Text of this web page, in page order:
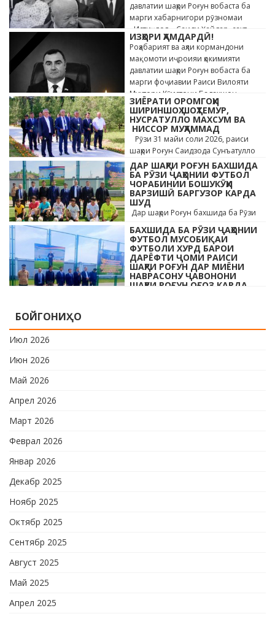
давлатии шаҳри Роғун вобаста ба
марги хабарнигори рӯзномаи
«Истиқлол» Саиди Ҳайдар, сахт
андӯҳгин …
ИЗҲОРИ ҲАМДАРДӢ!
Роҳабарият ва аҳли кормандони
мақомоти иҷроияи ҳокимияти
давлатии шаҳри Роғун вобаста ба
марги фоҷиавии Раиси Вилояти
Мухтори Кӯҳистони Бадахшон
Алишер …
ЗИЁРАТИ ОРОМГОҲИ
ШИРИНШОҲ ШОҲТЕМУР,
НУСРАТУЛЛО МАХСУМ ВА
НИССОР МУҲАММАД
Рӯзи 31 майи соли 2026, раиси
шаҳри Роғун Саидзода Сунъатулло
бо ҳайъати кормандони дастгоҳи
раиси шаҳр ва роҳбарони мақомотҳои
…
ДАР ШАҲРИ РОҒУН БАХШИДА
БА РӮЗИ ҶАҲОНИИ ФУТБОЛ
ЧОРАБИНИИ БОШУКӮҲИ
ВАРЗИШӢ БАРГУЗОР КАРДА
ШУД
Дар шаҳри Роғун бахшида ба Рӯзи
ҷавонони Тоҷикистон ва Рӯзи
ҷаҳонии футбол бо иштироки 10
даста мусобиқаи кушоди шаҳри аз …
БАХШИДА БА РӮЗИ ҶАҲОНИИ
ФУТБОЛ МУСОБИҚАИ
ФУТБОЛИ ХУРД БАРОИ
ДАРЁФТИ ҶОМИ РАИСИ
ШАҲРИ РОҒУН ДАР МИЁНИ
НАВРАСОНУ ҶАВОНОНИ
ШАҲРИ РОҒУН ОҒОЗ КАРДА
ҷаҳонии футбол бо иштироки 10
БОЙГОНИҲО
Июл 2026
Июн 2026
Май 2026
Апрел 2026
Март 2026
Феврал 2026
Январ 2026
Декабр 2025
Ноябр 2025
Октябр 2025
Сентябр 2025
Август 2025
Май 2025
Апрел 2025